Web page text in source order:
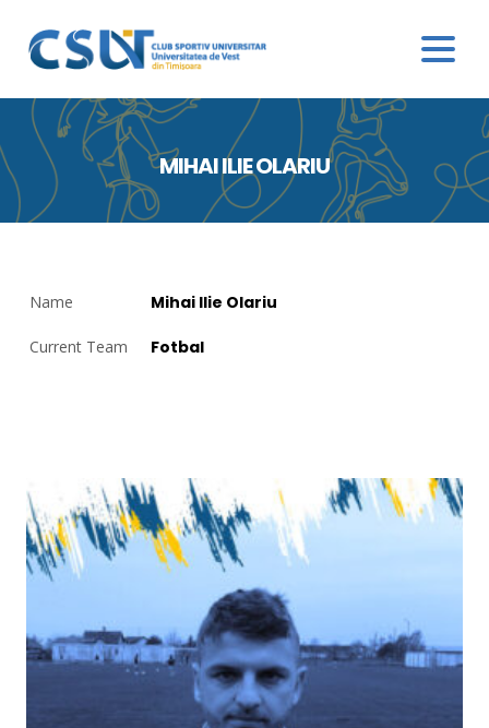
MIHAI ILIE OLARIU
Name Mihai Ilie Olariu
Current Team Fotbal